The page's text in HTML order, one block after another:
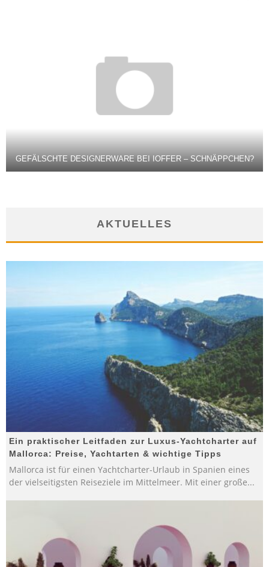
GEFÄLSCHTE DESIGNERWARE BEI IOFFER – SCHNÄPPCHEN?
AKTUELLES
Ein praktischer Leitfaden zur Luxus-Yachtcharter auf
Mallorca: Preise, Yachtarten & wichtige Tipps
Mallorca ist für einen Yachtcharter-Urlaub in Spanien eines
der vielseitigsten Reiseziele im Mittelmeer. Mit einer große...